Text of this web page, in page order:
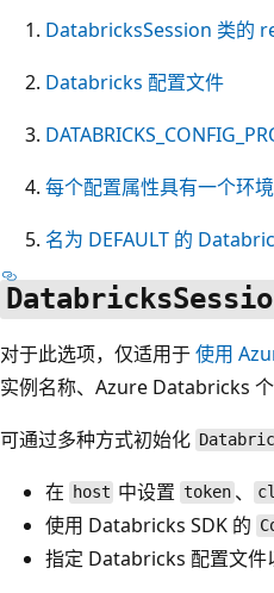
DatabricksSession 类的
Databricks 配置文件
每个配置属性具有一个环
名为 DEFAULT 的
对于此选项，仅适用于使用
实例名称、Azure Databricks 个
可通过多种方式初始化
在
host 中设置token、
使用 Databricks SDK 的
指定 Databricks 配置文件